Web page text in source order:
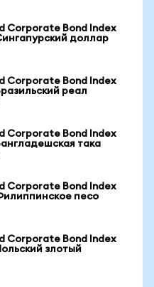
Corporate Bond Index
доллар
Corporate Bond Index
реал
Corporate Bond Index
така
Corporate Bond Index
песо
Corporate Bond Index
злотый